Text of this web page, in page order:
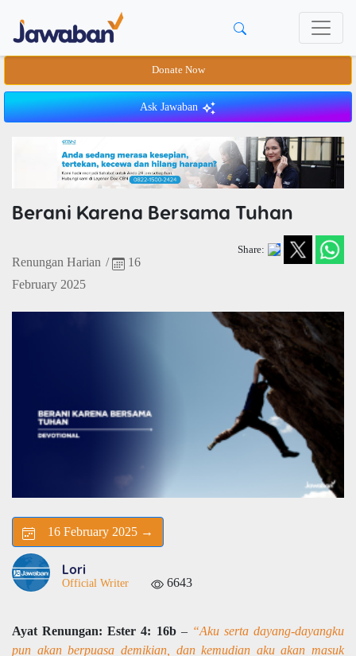
Donate Now
Ask Jawaban
Berani Karena Bersama Tuhan
Renungan Harian /
16
February 2025
Share:
16 February 2025 →
Lori
Official Writer 6643
Ayat Renungan: Ester 4: 16b– “Aku serta dayang-dayangku
pun akan berpuasa demikian, dan kemudian aku akan masuk